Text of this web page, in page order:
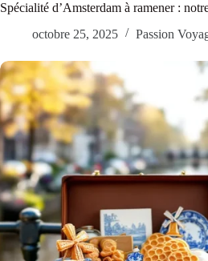
Spécialité d’Amsterdam à ramener :
octobre 25, 2025
Passion